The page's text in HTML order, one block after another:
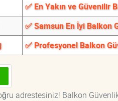
✅ En Yakın ve Güvenilir
✅ Samsun En İyi Balkon
✅ Profesyonel Balkon
adrestesiniz! Balkon